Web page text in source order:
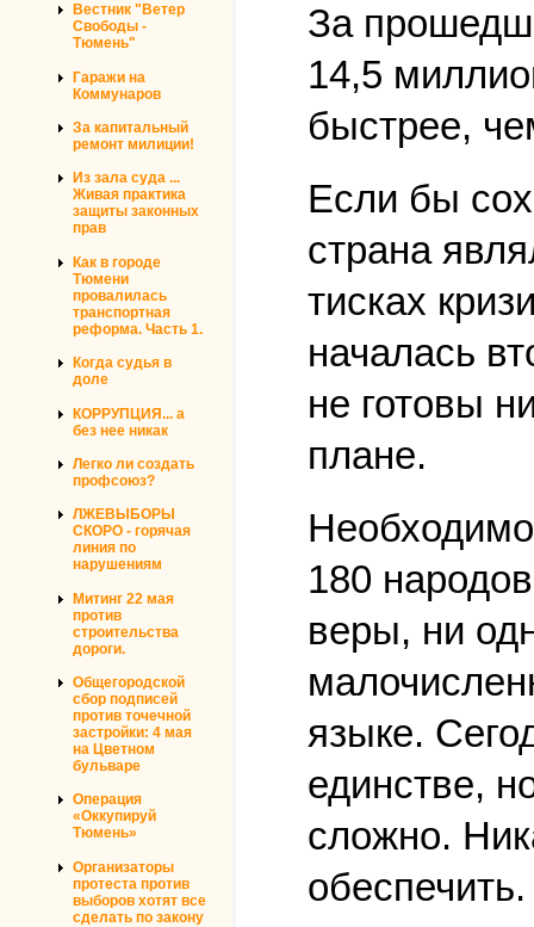
Вестник "Ветер
Свободы -
Тюмень"
Гаражи на
Коммунаров
За капитальный
ремонт милиции!
Из зала суда ...
Живая практика
защиты законных
прав
Как в городе
Тюмени
провалилась
транспортная
реформа. Часть 1.
Когда судья в
доле
КОРРУПЦИЯ... а
без нее никак
Легко ли создать
профсоюз?
ЛЖЕВЫБОРЫ
СКОРО - горячая
линия по
нарушениям
Митинг 22 мая
против
строительства
дороги.
Общегородской
сбор подписей
против точечной
застройки: 4 мая
на Цветном
бульваре
Операция
«Оккупируй
Тюмень»
Организаторы
протеста против
выборов хотят все
сделать по закону
За
14,5
быстрее,
Если бы
страна
тисках
началась
не готовы
плане.
180
веры, ни
языке.
единстве,
сложно.
обеспечить.